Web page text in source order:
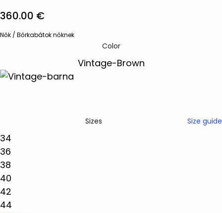
360.00 €
Nők / Bőrkabátok nőknek
Color
Sizes Size guide
34
36
38
40
42
44